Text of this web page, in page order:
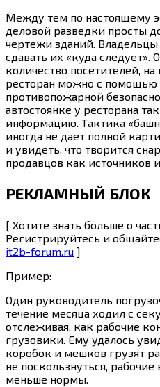
Между тем по настоящему
деловой разведки просты
чертежи зданий. Владельцы
сдавать их «куда следует».
количество посетителей, на
ресторан можно с помощью
противопожарной
автостоянке у ресторана
информацию. Тактика
иногда не дает полной
и увидеть, что творится
продавцов как источников
РЕКЛАМНЫЙ БЛОК
[ Хотите знать больше о
Регистрируйтесь и
it2b-forum.ru ]
Пример:
Один руководитель
течение месяца ходил с
отслеживая, как рабочие
грузовики. Ему удалось
коробок и мешков грузят
не поскользнуться, рабочие
меньше нормы.